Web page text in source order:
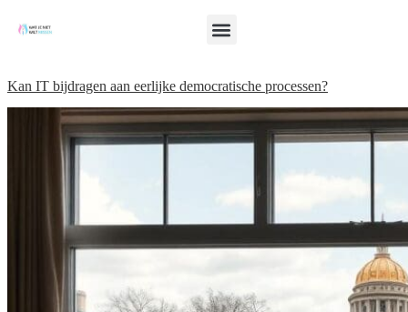
Kan IT bijdragen aan eerlijke democratische processen?